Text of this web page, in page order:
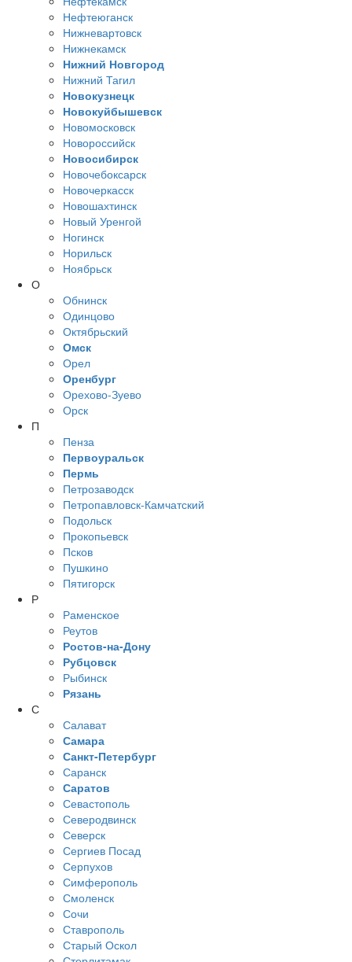
Нефтеюганск
Нижневартовск
Нижнекамск
Нижний Новгород
Нижний Тагил
Новокузнецк
Новокуйбышевск
Новомосковск
Новороссийск
Новосибирск
Новочебоксарск
Новочеркасск
Новошахтинск
Новый Уренгой
Ногинск
Норильск
Ноябрьск
О
Обнинск
Одинцово
Октябрьский
Омск
Орел
Оренбург
Орехово-Зуево
Орск
П
Пенза
Первоуральск
Пермь
Петрозаводск
Петропавловск-Камчатский
Подольск
Прокопьевск
Псков
Пушкино
Пятигорск
Р
Раменское
Реутов
Ростов-на-Дону
Рубцовск
Рыбинск
Рязань
С
Салават
Самара
Санкт-Петербург
Саранск
Саратов
Севастополь
Северодвинск
Северск
Сергиев Посад
Серпухов
Симферополь
Смоленск
Сочи
Ставрополь
Старый Оскол